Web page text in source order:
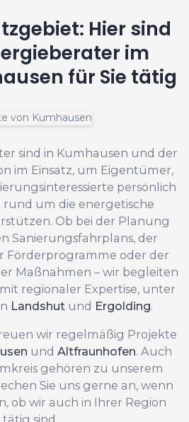
Hier sind
im
für Sie tätig
sind in Kumhausen und der
im Einsatz, um Eigentümer,
persönlich
rund um die energetische
Ob bei der Planung
Sanierungsfahrplans, der
Förderprogramme oder der
Maßnahmen – wir begleiten
regionaler Expertise, unter
Landshutund Ergolding.
wir regelmäßig Projekte
und Altfraunhofen. Auch
gehören zu unserem
Sie uns gerne an, wenn
ob wir auch in Ihrer Region
tätig sind.